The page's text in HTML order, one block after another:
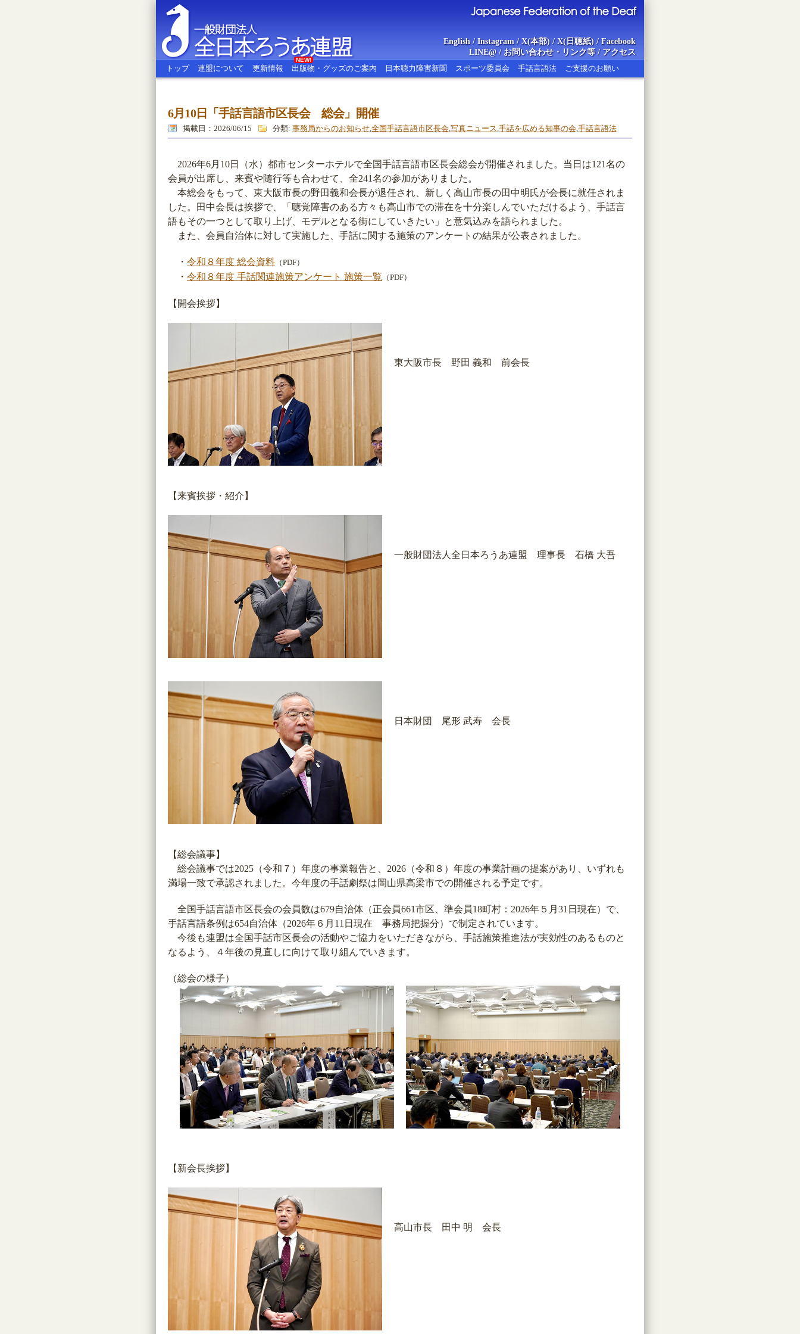
全日本ろうあ連盟 Japanese Federation of the Deaf
English/ Instagram/ X(本部)/ X(日聴紙)/ Facebook
LINE@/ お問い合わせ・リンク等/ アクセス
トップ
連盟について 更新情報 出版物・グッズのご案内
NEW!
日本聴力障害新聞 スポーツ委員会 手話言語法 ご支援のお願い
6月10日「手話言語市区長会 総会」開催
掲載日：2026/06/15 分類: 事務局からのお知らせ,全国手話言語市区長会,写真ニュース,手話を広める知事の会,手話言語法
2026年6月10日（水）都市センターホテルで全国手話言語市区長会総会が開催されました。当日は121名の
会員が出席し、来賓や随行等も合わせて、全241名の参加がありました。
本総会をもって、東大阪市長の野田義和会長が退任され、新しく高山市長の田中明氏が会長に就任されま
した。田中会長は挨拶で、「聴覚障害のある方々も高山市での滞在を十分楽しんでいただけるよう、手話言
語もその一つとして取り上げ、モデルとなる街にしていきたい」と意気込みを語られました。
また、会員自治体に対して実施した、手話に関する施策のアンケートの結果が公表されました。
・ 令和８年度 総会資料 （PDF）
・ 令和８年度 手話関連施策アンケート 施策一覧 （PDF）
【開会挨拶】
東大阪市長 野田 義和 前会長
【来賓挨拶・紹介】
一般財団法人全日本ろうあ連盟 理事長 石橋 大吾
日本財団 尾形 武寿 会長
【総会議事】
総会議事では2025（令和７）年度の事業報告と、2026（令和８）年度の事業計画の提案があり、いずれも
満場一致で承認されました。今年度の手話劇祭は岡山県高梁市での開催される予定です。
全国手話言語市区長会の会員数は679自治体（正会員661市区、準会員18町村：2026年５月31日現在）で、
手話言語条例は654自治体（2026年６月11日現在 事務局把握分）で制定されています。
今後も連盟は全国手話市区長会の活動やご協力をいただきながら、手話施策推進法が実効性のあるものと
なるよう、４年後の見直しに向けて取り組んでいきます。
（総会の様子）
【新会長挨拶】
高山市長 田中 明 会長